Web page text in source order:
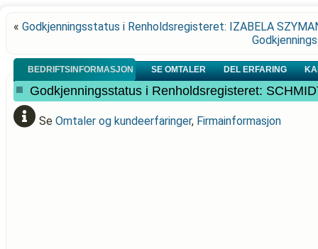
« Godkjenningsstatus i Renholdsregisteret: IZABELA
BEDRIFTSINFORMASJON SE OMTALER DEL ERFARING
Godkjenningsstatus i Renholdsregisteret:
Se Omtaler og kundeerfaringer, Firmainformasjon